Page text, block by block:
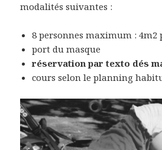
modalités suivantes :
8 personnes maximum : 4m2
port du masque
réservation par texto dés
cours selon le planning